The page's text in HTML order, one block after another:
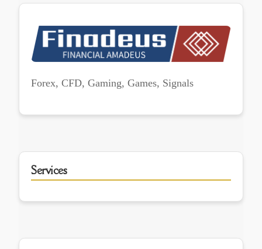
Forex, CFD, Gaming, Games, Signals
Services